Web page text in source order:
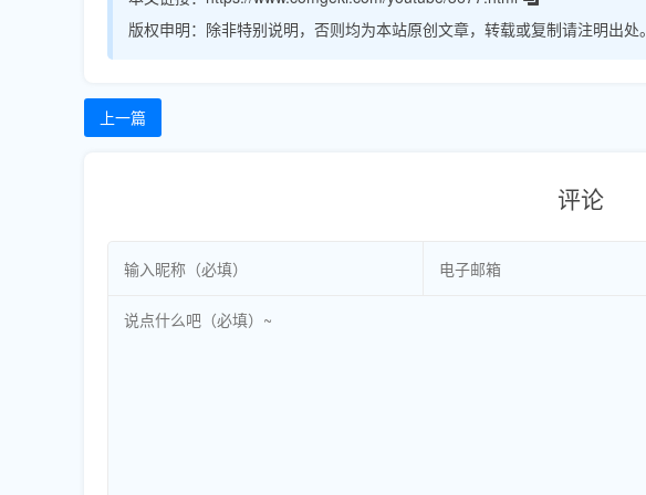
版权申明： 除非特别说明，否则均为本站原创文章，转载或复制请注明出处。
上一篇
评论